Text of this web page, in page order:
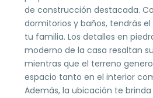
de construcción destacada.
dormitorios y baños, tendrás
tu familia. Los detalles en
moderno de la casa resaltan
mientras que el terreno
espacio tanto en el interior
Además, la ubicación te